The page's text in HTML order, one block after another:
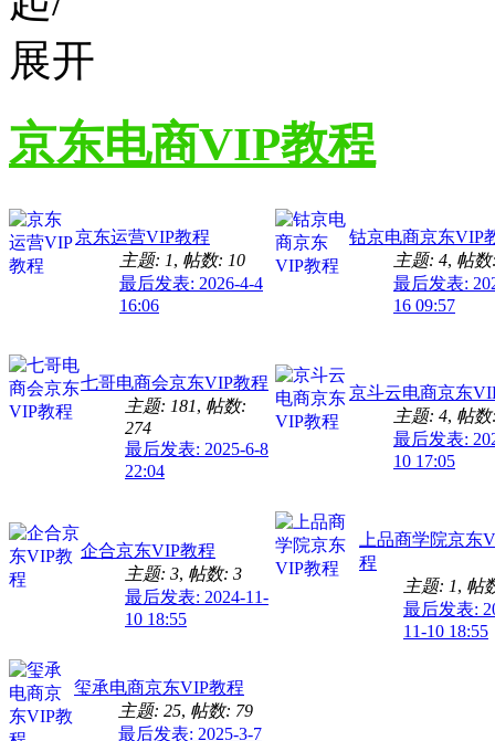
京东电商VIP教程
京东运营VIP教程
主题: 1, 帖数: 10
最后发表: 2026-4-4
16:06
钴京电商京东VIP
主题: 4, 帖数
最后发表:
16 09:57
七哥电商会京东VIP教程
主题: 181, 帖数:
274
最后发表: 2025-6-8
22:04
京斗云电商京东
主题: 4, 帖数
最后发表:
10 17:05
企合京东VIP教程
主题: 3, 帖数: 3
最后发表: 2024-11-
10 18:55
上品商学院京东
程
主题: 1, 帖
最后发表:
11-10 18:55
玺承电商京东VIP教程
主题: 25, 帖数: 79
最后发表: 2025-3-7